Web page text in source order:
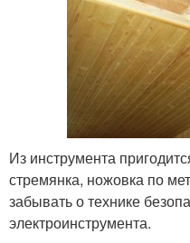
Из инструмента
стремянка, ножовка по
забывать о технике
электроинструмента.